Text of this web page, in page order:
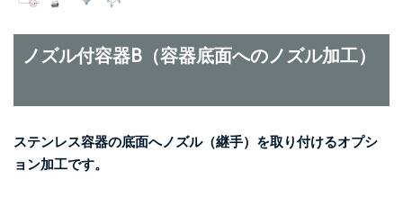
ノズル付容器B（容器底面へのノズル加工）
ステンレス容器の底面へノズル（継手）を取り付けるオプシ
ョン加工です。